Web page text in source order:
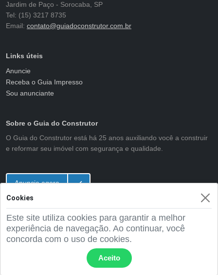
Jardim de Paço - Sorocaba, SP
Tel: (15) 3217 8735
Email: contato@guiadoconstrutor.com.br
Links úteis
Anuncie
Receba o Guia Impresso
Sou anunciante
Sobre o Guia do Construtor
O Guia do Construtor está há 25 anos auxiliando você a construir
e reformar seu imóvel com segurança e qualidade.
Anuncie agora
2001 - 2026 Guia do Construtor
Cookies
Este site utiliza cookies para garantir a melhor
experiência de navegação. Ao continuar, você
concorda com o uso de cookies.
Aceito